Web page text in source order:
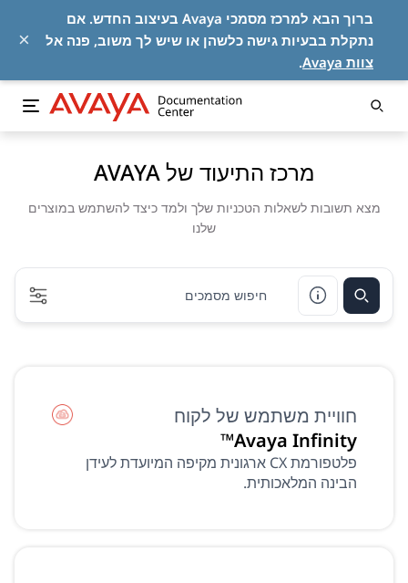
מרכז התיעוד של AVAYA
מצא תשובות לשאלות הטכניות שלך ולמד כיצד להשתמש במוצרים
שלנו
חוויית משתמש של לקוח
Avaya Infinity™
פלטפורמת CX ארגונית מקיפה המיועדת לעידן
הבינה המלאכותית.
ברוך הבא למרכז מסמכי Avaya בעיצוב החדש. אם
נתקלת בבעיות גישה כלשהן או שיש לך משוב, פנה אל
צוות Avaya
.
×